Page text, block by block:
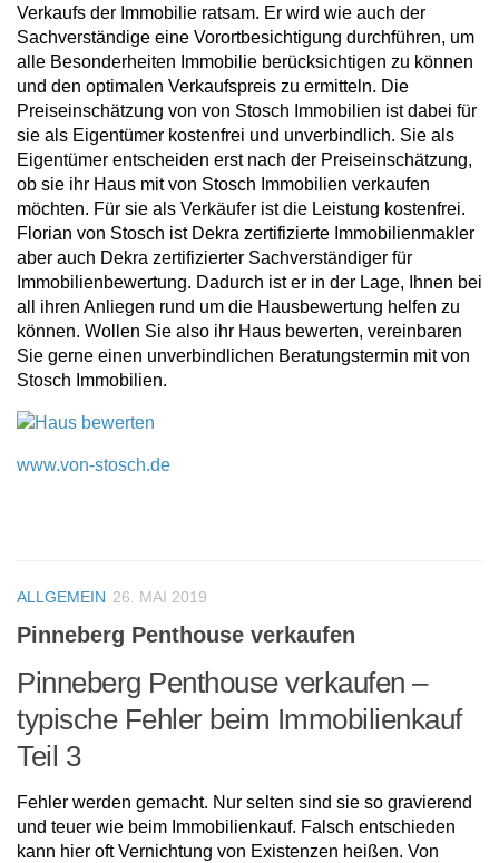
Verkaufs der Immobilie ratsam. Er wird wie auch der
Sachverständige eine Vorortbesichtigung durchführen, um
alle Besonderheiten Immobilie berücksichtigen zu können
und den optimalen Verkaufspreis zu ermitteln. Die
Preiseinschätzung von von Stosch Immobilien ist dabei für
sie als Eigentümer kostenfrei und unverbindlich. Sie als
Eigentümer entscheiden erst nach der Preiseinschätzung,
ob sie ihr Haus mit von Stosch Immobilien verkaufen
möchten. Für sie als Verkäufer ist die Leistung kostenfrei.
Florian von Stosch ist Dekra zertifizierte Immobilienmakler
aber auch Dekra zertifizierter Sachverständiger für
Immobilienbewertung. Dadurch ist er in der Lage, Ihnen bei
all ihren Anliegen rund um die Hausbewertung helfen zu
können. Wollen Sie also ihr Haus bewerten, vereinbaren
Sie gerne einen unverbindlichen Beratungstermin mit von
Stosch Immobilien.
www.von-stosch.de
ALLGEMEIN 26. MAI 2019
Pinneberg Penthouse verkaufen
Pinneberg Penthouse verkaufen –
typische Fehler beim Immobilienkauf
Teil 3
Fehler werden gemacht. Nur selten sind sie so gravierend
und teuer wie beim Immobilienkauf. Falsch entschieden
kann hier oft Vernichtung von Existenzen heißen. Von